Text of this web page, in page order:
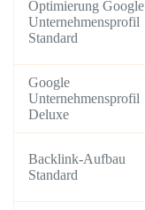
Optimierung Google
Unternehmensprofil
Standard
Google
Unternehmensprofil
Deluxe
Backlink-Aufbau
Standard